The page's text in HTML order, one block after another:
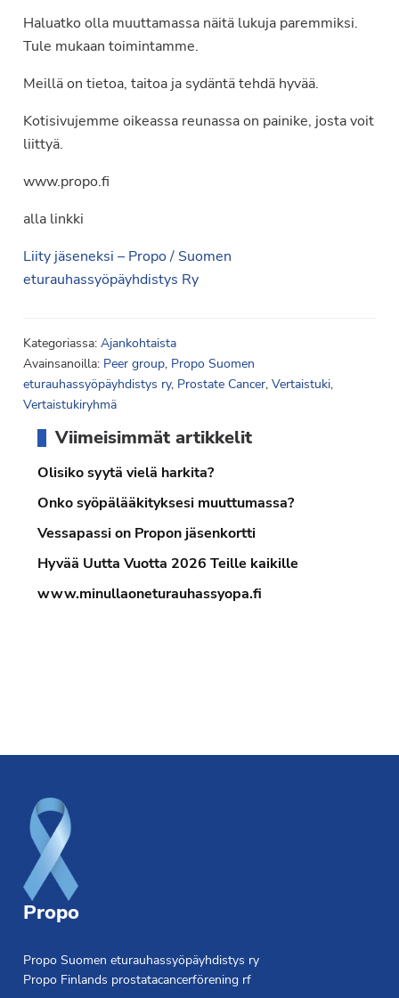
Haluatko olla muuttamassa näitä lukuja paremmiksi.
Tule mukaan toimintamme.
Meillä on tietoa, taitoa ja sydäntä tehdä hyvää.
Kotisivujemme oikeassa reunassa on painike, josta voit
liittyä.
www.propo.fi
alla linkki
Liity jäseneksi – Propo / Suomen
eturauhassyöpäyhdistys Ry
Kategoriassa: Ajankohtaista
Avainsanoilla: Peer group, Propo Suomen
eturauhassyöpäyhdistys ry, Prostate Cancer, Vertaistuki,
Vertaistukiryhmä
sivupalkki
Viimeisimmät artikkelit
Olisiko syytä vielä harkita?
Onko syöpälääkityksesi muuttumassa?
Vessapassi on Propon jäsenkortti
Hyvää Uutta Vuotta 2026 Teille kaikille
www.minullaoneturauhassyopa.fi
Propo
Propo Suomen eturauhassyöpäyhdistys ry
Propo Finlands prostatacancerförening rf